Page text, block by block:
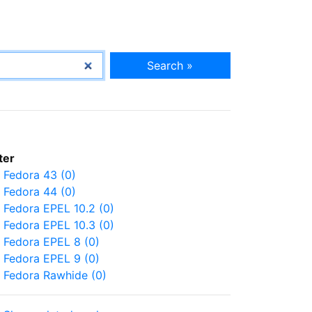
Search »
Fedora 43 (0)
Fedora 44 (0)
Fedora EPEL 10.2 (0)
Fedora EPEL 10.3 (0)
Fedora EPEL 8 (0)
Fedora EPEL 9 (0)
Fedora Rawhide (0)